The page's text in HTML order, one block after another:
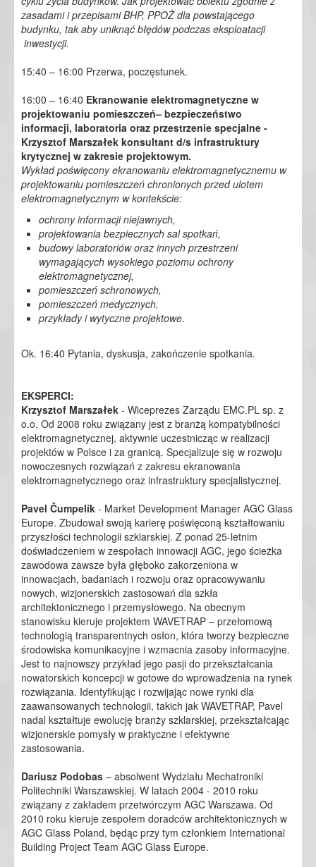
zasadami i przepisami BHP, PPOŻ dla powstającego
budynku, tak aby uniknąć błędów podczas eksploatacji
inwestycji.
15:40 – 16:00 Przerwa, poczęstunek.
16:00 – 16:40 Ekranowanie elektromagnetyczne w
projektowaniu pomieszczeń– bezpieczeństwo
informacji, laboratoria oraz przestrzenie specjalne -
Krzysztof Marszałek konsultant d/s infrastruktury
krytycznej w zakresie projektowym.
Wykład poświęcony ekranowaniu elektromagnetycznemu w
projektowaniu pomieszczeń chronionych przed ulotem
elektromagnetycznym w kontekście:
ochrony informacji niejawnych,
projektowania bezpiecznych sal spotkań,
budowy laboratoriów oraz innych przestrzeni
wymagających wysokiego poziomu ochrony
elektromagnetycznej,
pomieszczeń schronowych,
pomieszczeń medycznych,
przykłady i wytyczne projektowe.
Ok. 16:40 Pytania, dyskusja, zakończenie spotkania.
EKSPERCI:
Krzysztof Marszałek - Wiceprezes Zarządu EMC.PL sp. z
o.o. Od 2008 roku związany jest z branżą kompatybilności
elektromagnetycznej, aktywnie uczestnicząc w realizacji
projektów w Polsce i za granicą. Specjalizuje się w rozwoju
nowoczesnych rozwiązań z zakresu ekranowania
elektromagnetycznego oraz infrastruktury specjalistycznej.
Pavel Čumpelík - Market Development Manager AGC Glass
Europe. Zbudował swoją karierę poświęconą kształtowaniu
przyszłości technologii szklarskiej. Z ponad 25-letnim
doświadczeniem w zespołach innowacji AGC, jego ścieżka
zawodowa zawsze była głęboko zakorzeniona w
innowacjach, badaniach i rozwoju oraz opracowywaniu
nowych, wizjonerskich zastosowań dla szkła
architektonicznego i przemysłowego. Na obecnym
stanowisku kieruje projektem WAVETRAP – przełomową
technologią transparentnych osłon, która tworzy bezpieczne
środowiska komunikacyjne i wzmacnia zasoby informacyjne.
Jest to najnowszy przykład jego pasji do przekształcania
nowatorskich koncepcji w gotowe do wprowadzenia na rynek
rozwiązania. Identyfikując i rozwijając nowe rynki dla
zaawansowanych technologii, takich jak WAVETRAP, Pavel
nadal kształtuje ewolucję branży szklarskiej, przekształcając
wizjonerskie pomysły w praktyczne i efektywne
zastosowania.
Dariusz Podobas – absolwent Wydziału Mechatroniki
Politechniki Warszawskiej. W latach 2004 - 2010 roku
związany z zakładem przetwórczym AGC Warszawa. Od
2010 roku kieruje zespołem doradców architektonicznych w
AGC Glass Poland, będąc przy tym członkiem International
Building Project Team AGC Glass Europe.